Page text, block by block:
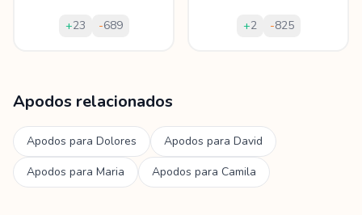
+23 -689 +2 -825
Apodos relacionados
Apodos para Dolores Apodos para David
Apodos para Maria Apodos para Camila